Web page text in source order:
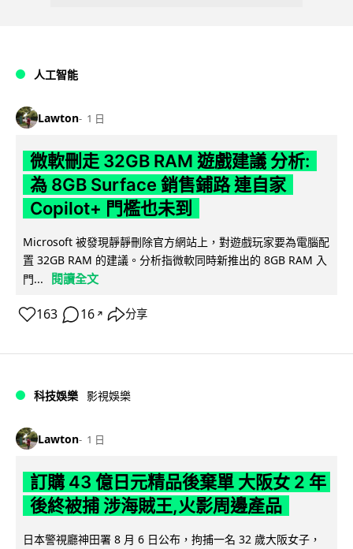
人工智能
Lawton 1 日
微軟刪走 32GB RAM 遊戲建議 分析:
為 8GB Surface 銷售鋪路 連自家
Copilot+ 門檻也未到
Microsoft 被發現靜靜刪除官方網站上，對遊戲玩家要為電腦配
置 32GB RAM 的建議。分析指微軟同時新推出的 8GB RAM 入
門...
閱讀全文
163 16 ↗ 分享
科技娛樂 影視娛樂
Lawton 1 日
訂購 43 億日元精品後棄單 大阪女 2 年
後終被捕 涉海賊王,火影周邊產品
日本警視廳神田署 8 月 6 日公布，拘捕一名 32 歲大阪女子，